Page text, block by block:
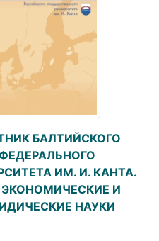
БАЛТИЙСКОГО
ИМ. И. КАНТА.
ЭКОНОМИЧЕСКИЕ И
НАУКИ